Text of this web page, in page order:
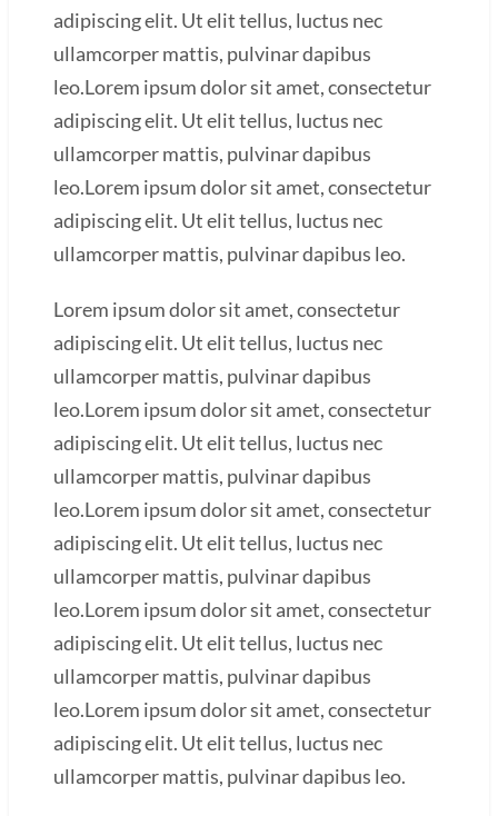
adipiscing elit. Ut elit tellus, luctus nec
ullamcorper mattis, pulvinar dapibus
leo.Lorem ipsum dolor sit amet, consectetur
adipiscing elit. Ut elit tellus, luctus nec
ullamcorper mattis, pulvinar dapibus
leo.Lorem ipsum dolor sit amet, consectetur
adipiscing elit. Ut elit tellus, luctus nec
ullamcorper mattis, pulvinar dapibus leo.
Lorem ipsum dolor sit amet, consectetur
adipiscing elit. Ut elit tellus, luctus nec
ullamcorper mattis, pulvinar dapibus
leo.Lorem ipsum dolor sit amet, consectetur
adipiscing elit. Ut elit tellus, luctus nec
ullamcorper mattis, pulvinar dapibus
leo.Lorem ipsum dolor sit amet, consectetur
adipiscing elit. Ut elit tellus, luctus nec
ullamcorper mattis, pulvinar dapibus
leo.Lorem ipsum dolor sit amet, consectetur
adipiscing elit. Ut elit tellus, luctus nec
ullamcorper mattis, pulvinar dapibus
leo.Lorem ipsum dolor sit amet, consectetur
adipiscing elit. Ut elit tellus, luctus nec
ullamcorper mattis, pulvinar dapibus leo.